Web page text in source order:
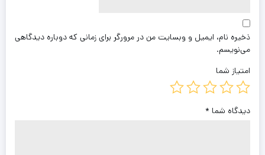
ذخیره نام، ایمیل و وبسایت من در مرورگر برای زمانی که دوباره دیدگاهی
می‌نویسم.
امتیاز شما
دیدگاه شما *